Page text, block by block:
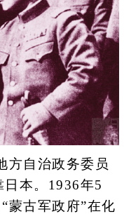
自治政务委员
本。1936年5
蒙古军政府”在化